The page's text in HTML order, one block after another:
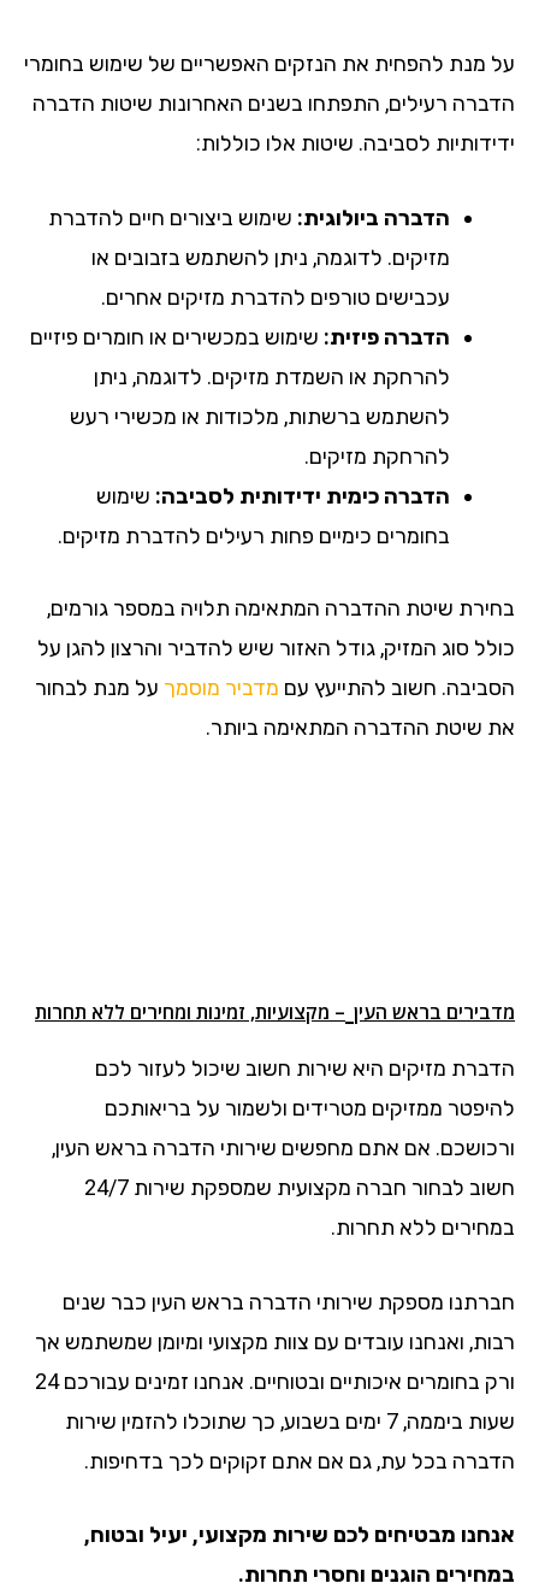
על מנת להפחית את הנזקים האפשריים של שימוש בחומרי
הדברה רעילים, התפתחו בשנים האחרונות שיטות הדברה
ידידותיות לסביבה. שיטות אלו כוללות:
הדברה ביולוגית: שימוש ביצורים חיים להדברת
מזיקים. לדוגמה, ניתן להשתמש בזבובים או
עכבישים טורפים להדברת מזיקים אחרים.
הדברה פיזית: שימוש במכשירים או חומרים פיזיים
להרחקת או השמדת מזיקים. לדוגמה, ניתן
להשתמש ברשתות, מלכודות או מכשירי רעש
להרחקת מזיקים.
הדברה כימית ידידותית לסביבה: שימוש
בחומרים כימיים פחות רעילים להדברת מזיקים.
בחירת שיטת ההדברה המתאימה תלויה במספר גורמים,
כולל סוג המזיק, גודל האזור שיש להדביר והרצון להגן על
הסביבה. חשוב להתייעץ עם מדביר מוסמך על מנת לבחור
את שיטת ההדברה המתאימה ביותר.
מדבירים בראש העין – מקצועיות, זמינות ומחירים ללא תחרות
הדברת מזיקים היא שירות חשוב שיכול לעזור לכם
להיפטר ממזיקים מטרידים ולשמור על בריאותכם
ורכושכם. אם אתם מחפשים שירותי הדברה בראש העין,
חשוב לבחור חברה מקצועית שמספקת שירות 24/7
במחירים ללא תחרות.
חברתנו מספקת שירותי הדברה בראש העין כבר שנים
רבות, ואנחנו עובדים עם צוות מקצועי ומיומן שמשתמש אך
ורק בחומרים איכותיים ובטוחיים. אנחנו זמינים עבורכם 24
שעות ביממה, 7 ימים בשבוע, כך שתוכלו להזמין שירות
הדברה בכל עת, גם אם אתם זקוקים לכך בדחיפות.
אנחנו מבטיחים לכם שירות מקצועי, יעיל ובטוח,
במחירים הוגנים וחסרי תחרות.